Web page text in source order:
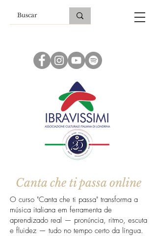
Canta che ti passa online
O curso "Canta che ti passa" transforma a
música italiana em ferramenta de
aprendizado real — pronúncia, ritmo, escuta
e fluidez — tudo no tempo certo da língua.